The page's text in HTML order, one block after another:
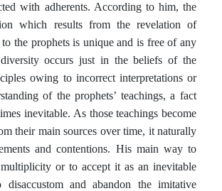
with adherents. According to him, the
which results from the revelation of
the prophets is unique and is free of any
occurs just in the beliefs of the
owing to incorrect interpretations or
of the prophets’ teachings, a fact
inevitable. As those teachings become
their main sources over time, it naturally
and contentions. His main way to
or to accept it as an inevitable
and abandon the imitative